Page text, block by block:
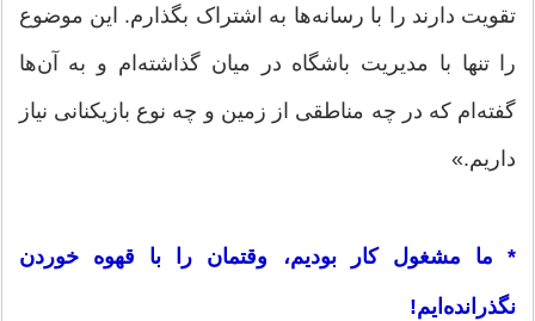
تقویت دارند را با رسانه‌ها به اشتراک بگذارم. این موضوع
را تنها با مدیریت باشگاه در میان گذاشته‌ام و به آن‌ها
گفته‌ام که در چه مناطقی از زمین و چه نوع بازیکنانی نیاز
داریم.»
* ما مشغول کار بودیم، وقتمان را با قهوه خوردن
نگذرانده‌ایم!